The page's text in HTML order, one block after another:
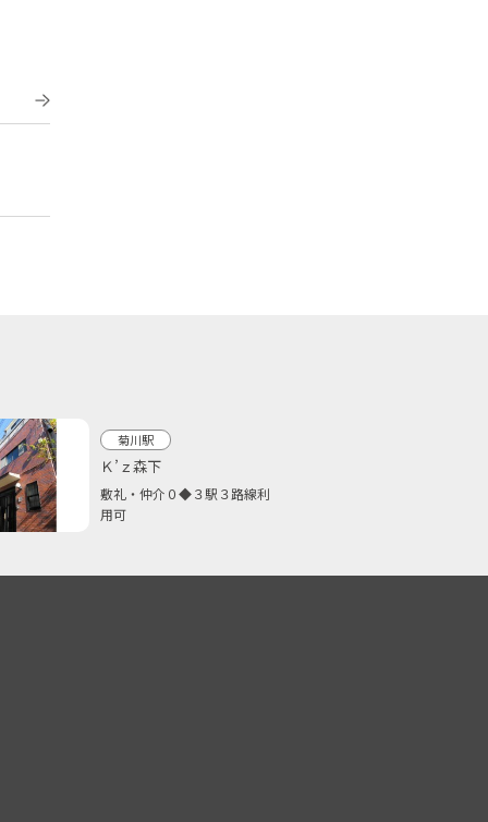
菊川駅
Ｋ’ｚ森下
敷礼・仲介０◆３駅３路線利
用可